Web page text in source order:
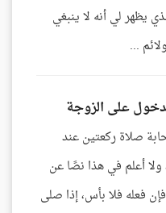
يظهر لي أنه لا ينبغي
...
على الزوجة
صلاة ركعتين عند
أعلم في هذا نصًا عن
فعله فلا بأس، إذا صلى